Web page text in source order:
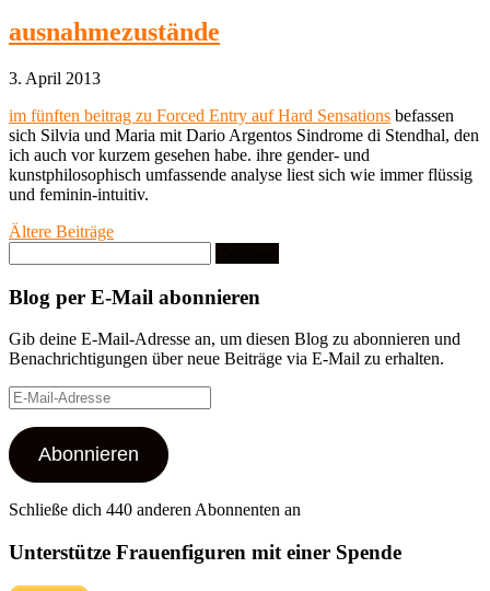
ausnahmezustände
3. April 2013
im fünften beitrag zu Forced Entry auf Hard Sensations befassen
sich Silvia und Maria mit Dario Argentos Sindrome di Stendhal, den
ich auch vor kurzem gesehen habe. ihre gender- und
kunstphilosophisch umfassende analyse liest sich wie immer flüssig
und feminin-intuitiv.
Beitragsnavigation
Ältere Beiträge
nach:
Blog per E-Mail abonnieren
Gib deine E-Mail-Adresse an, um diesen Blog zu abonnieren und
Benachrichtigungen über neue Beiträge via E-Mail zu erhalten.
E-
Mail-
Adresse
Abonnieren
Schließe dich 440 anderen Abonnenten an
Unterstütze Frauenfiguren mit einer Spende